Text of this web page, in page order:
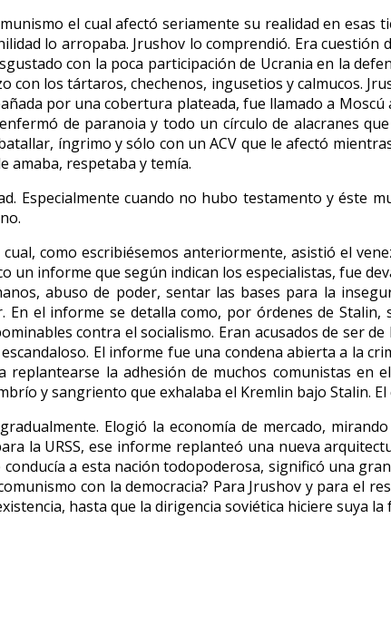
el cual afectó seriamente su realidad en esas
lo arropaba. Jrushov lo comprendió. Era
con la poca participación de Ucrania en la
los tártaros, chechenos, ingusetios y calmucos.
por una cobertura plateada, fue llamado a
de paranoia y todo un círculo de alacranes
íngrimo y sólo con un ACV que le afectó
amaba, respetaba y temía.
Especialmente cuando no hubo testamento y éste
como escribiésemos anteriormente, asistió el
un informe que según indican los especialistas, fue
abuso de poder, sentar las bases para la
el informe se detalla como, por órdenes de
contra el socialismo. Eran acusados de ser
El informe fue una condena abierta a la
la adhesión de muchos comunistas en
y sangriento que exhalaba el Kremlin bajo Stalin.
Elogió la economía de mercado,
la URSS, ese informe replanteó una nueva
a esta nación todopoderosa, significó una
con la democracia? Para Jrushov y para el
hasta que la dirigencia soviética hiciere suya la